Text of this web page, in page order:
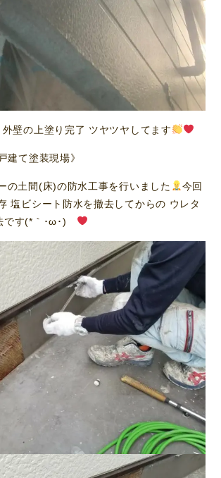
壁の上塗り完了 ツヤツヤしてます
建て塗装現場》
の土間(床)の防水工事を行いました
今回
塩ビシート防水を撤去してからの ウレタ
です(*｀･ω･)ゞ